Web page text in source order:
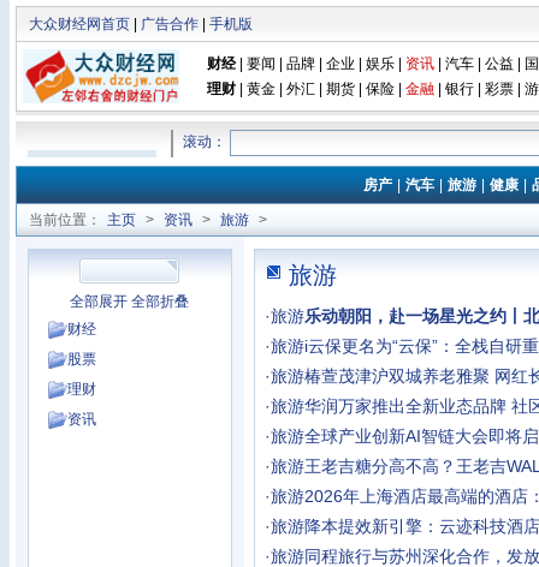
大众财经网首页| 广告合作| 手机版
财经| 要闻 品牌| 企业 娱乐| 资讯| 汽车| 公益
理财| 黄金| 外汇| 期货| 保险| 金融| 银行 彩票|
滚动：
房产|汽车|旅游|健康|
当前位置： 主页 > 资讯 > 旅游 >
全部展开 全部折叠
财经
股票
理财
资讯
旅游
·旅游乐动朝阳，赴一场星光之约丨
·旅游i云保更名为“云保”：全栈自研
·旅游椿萱茂津沪双城养老雅聚 网红
·旅游华润万家推出全新业态品牌 社
·旅游全球产业创新AI智链大会即将
·旅游王老吉糖分高不高？王老吉
·旅游2026年上海酒店最高端的酒店
·旅游降本提效新引擎：云迹科技酒
·旅游同程旅行与苏州深化合作，发